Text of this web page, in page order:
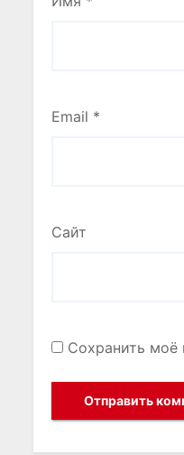
Email *
Сайт
Сохранить моё